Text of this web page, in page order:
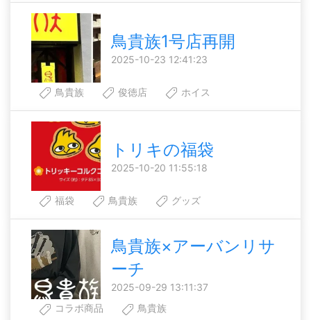
鳥貴族1号店再開
2025-10-23 12:41:23
鳥貴族 俊徳店 ホイス
トリキの福袋
2025-10-20 11:55:18
福袋 鳥貴族 グッズ
鳥貴族×アーバンリサ
ーチ
2025-09-29 13:11:37
コラボ商品
鳥貴族